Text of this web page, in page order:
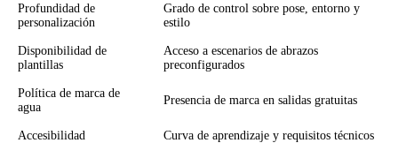
Profundidad de
personalización
Grado de control sobre pose, entorno y
estilo
Disponibilidad de
plantillas
Acceso a escenarios de abrazos
preconfigurados
Política de marca de
agua
Presencia de marca en salidas gratuitas
Accesibilidad Curva de aprendizaje y requisitos técnicos